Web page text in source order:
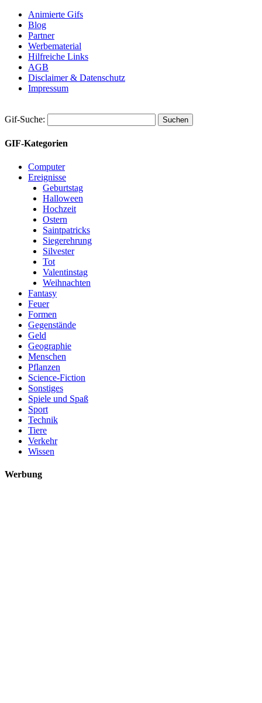
Animierte Gifs
Blog
Partner
Werbematerial
Hilfreiche Links
AGB
Disclaimer & Datenschutz
Impressum
Gif-Suche:
GIF-Kategorien
Computer
Ereignisse
Geburtstag
Halloween
Hochzeit
Ostern
Saintpatricks
Siegerehrung
Silvester
Tot
Valentinstag
Weihnachten
Fantasy
Feuer
Formen
Gegenstände
Geld
Geographie
Menschen
Pflanzen
Science-Fiction
Sonstiges
Spiele und Spaß
Sport
Technik
Tiere
Verkehr
Wissen
Werbung